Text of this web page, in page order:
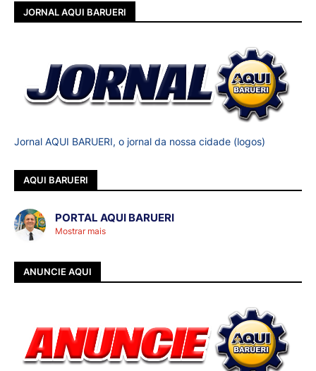
JORNAL AQUI BARUERI
Jornal AQUI BARUERI, o jornal da nossa cidade (logos)
AQUI BARUERI
PORTAL AQUI BARUERI
Mostrar mais
ANUNCIE AQUI